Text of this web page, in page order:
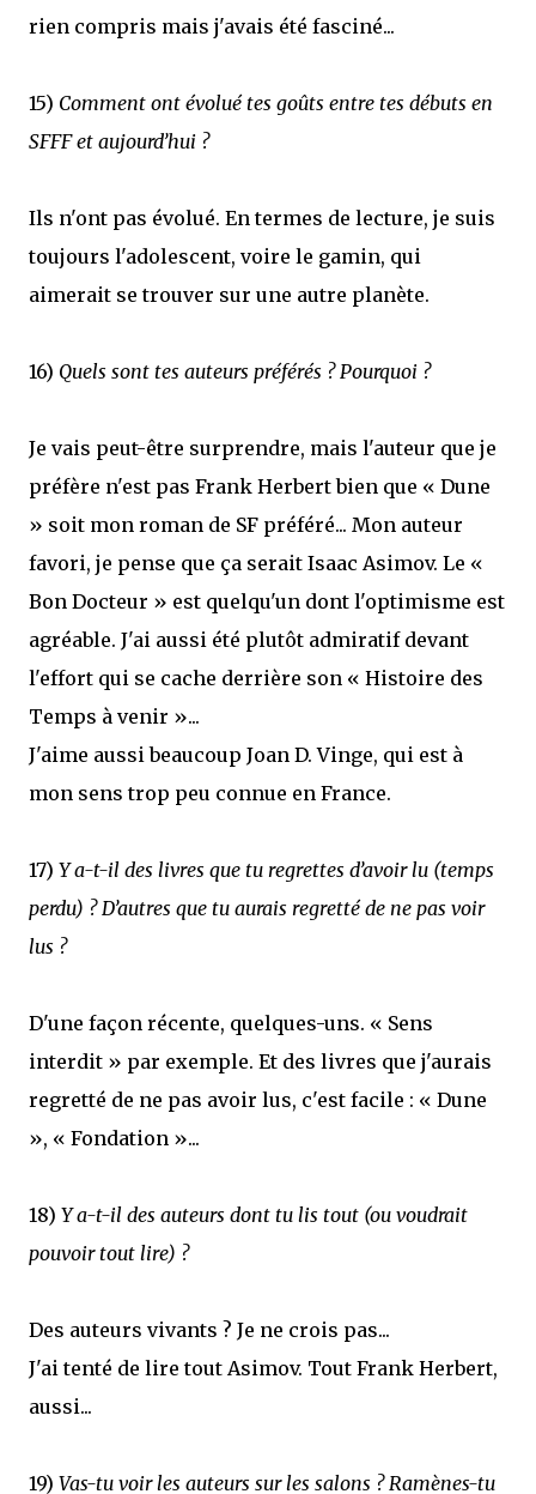
rien compris mais j'avais été fasciné...
15) Comment ont évolué tes goûts entre tes débuts en
SFFF et aujourd’hui ?
Ils n'ont pas évolué. En termes de lecture, je suis
toujours l'adolescent, voire le gamin, qui
aimerait se trouver sur une autre planète.
16) Quels sont tes auteurs préférés ? Pourquoi ?
Je vais peut-être surprendre, mais l'auteur que je
préfère n'est pas Frank Herbert bien que « Dune
» soit mon roman de SF préféré... Mon auteur
favori, je pense que ça serait Isaac Asimov. Le «
Bon Docteur » est quelqu'un dont l'optimisme est
agréable. J'ai aussi été plutôt admiratif devant
l'effort qui se cache derrière son « Histoire des
Temps à venir »...
J'aime aussi beaucoup Joan D. Vinge, qui est à
mon sens trop peu connue en France.
17) Y a-t-il des livres que tu regrettes d’avoir lu (temps
perdu) ? D’autres que tu aurais regretté de ne pas voir
lus ?
D'une façon récente, quelques-uns. « Sens
interdit » par exemple. Et des livres que j'aurais
regretté de ne pas avoir lus, c'est facile : « Dune
», « Fondation »...
18) Y a-t-il des auteurs dont tu lis tout (ou voudrait
pouvoir tout lire) ?
Des auteurs vivants ? Je ne crois pas...
J'ai tenté de lire tout Asimov. Tout Frank Herbert,
aussi...
19) Vas-tu voir les auteurs sur les salons ? Ramènes-tu